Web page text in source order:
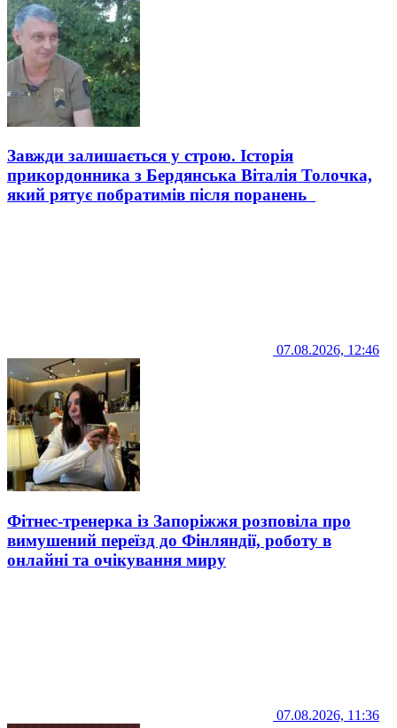
Завжди залишається у строю. Історія
прикордонника з Бердянська Віталія Толочка,
який рятує побратимів після поранень
07.08.2026, 12:46
Фітнес-тренерка із Запоріжжя розповіла про
вимушений переїзд до Фінляндії, роботу в
онлайні та очікування миру
07.08.2026, 11:36